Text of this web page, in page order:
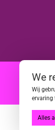
|
We
Wij
ervaring
Alles